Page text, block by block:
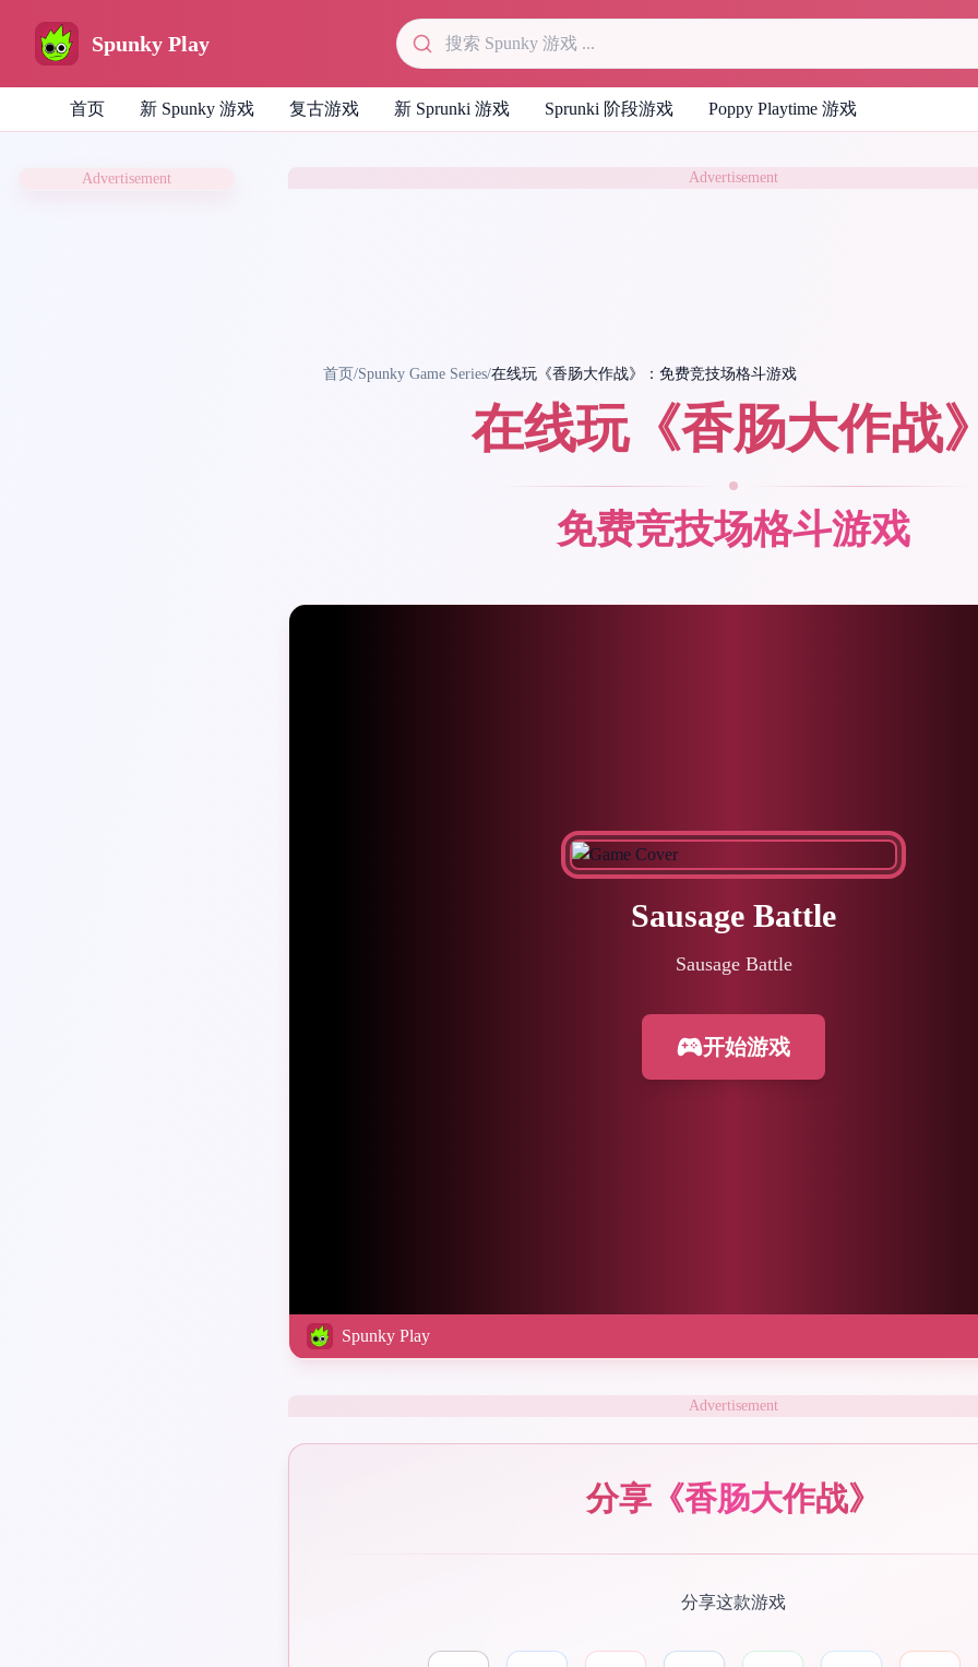
Spunky Play
首页 新 Spunky 游戏 复古游戏 新 Sprunki 游戏 Sprunki 阶段游戏 Poppy Playtime 游戏
Advertisement Advertisement
首页 /Spunky Game Series/在线玩《香肠大作战》：免费竞技场格斗游戏
在线玩《香肠大作战
免费竞技场格斗游戏
Sausage Battle
Sausage Battle
开始游戏
Spunky Play
Advertisement
分享《香肠大作战》
分享这款游戏